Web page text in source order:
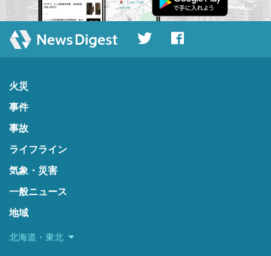
火災
事件
事故
ライフライン
気象・災害
一般ニュース
地域
北海道・東北